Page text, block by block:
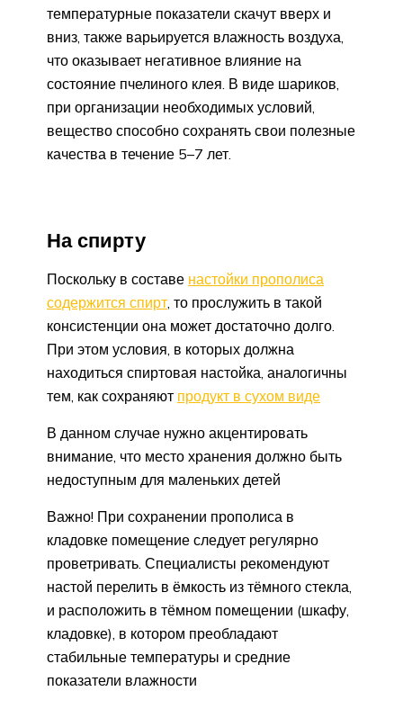
температурные показатели скачут вверх и
вниз, также варьируется влажность воздуха,
что оказывает негативное влияние на
состояние пчелиного клея. В виде шариков,
при организации необходимых условий,
вещество способно сохранять свои полезные
качества в течение 5–7 лет.
На спирту
Поскольку в составе настойки прополиса
содержится спирт , то прослужить в такой
консистенции она может достаточно долго.
При этом условия, в которых должна
находиться спиртовая настойка, аналогичны
тем, как сохраняют продукт в сухом виде
В данном случае нужно акцентировать
внимание, что место хранения должно быть
недоступным для маленьких детей
Важно! При сохранении прополиса в
кладовке помещение следует регулярно
проветривать. Специалисты рекомендуют
настой перелить в ёмкость из тёмного стекла,
и расположить в тёмном помещении (шкафу,
кладовке), в котором преобладают
стабильные температуры и средние
показатели влажности